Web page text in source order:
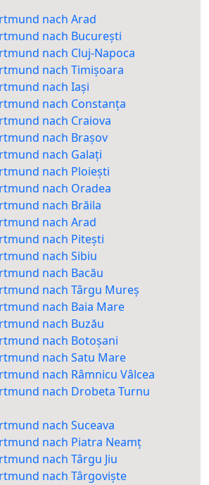
nach Arad
nach București
nach Cluj-Napoca
nach Timișoara
nach Iași
nach Constanța
nach Craiova
nach Brașov
nach Galați
nach Ploiești
nach Oradea
nach Brăila
nach Arad
nach Pitești
nach Sibiu
nach Bacău
nach Târgu Mureș
nach Baia Mare
nach Buzău
nach Botoșani
nach Satu Mare
nach Râmnicu Vâlcea
nach Drobeta Turnu
nach Suceava
nach Piatra Neamț
nach Târgu Jiu
nach Târgoviște